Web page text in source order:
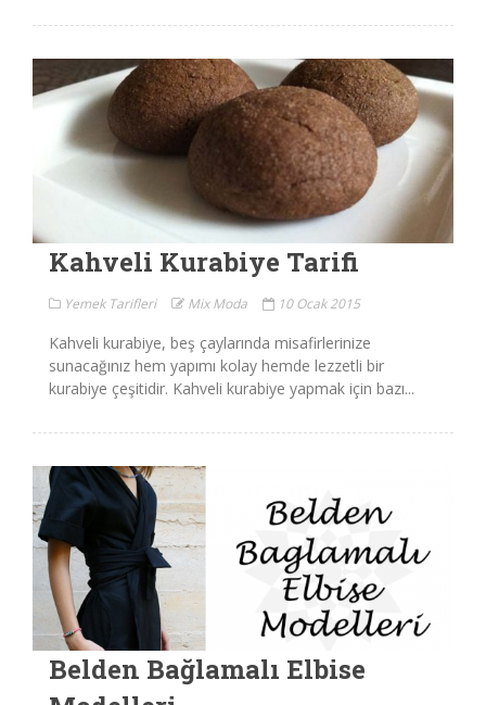
Kahveli Kurabiye Tarifi
Yemek Tarifleri Mix Moda 10 Ocak 2015
Kahveli kurabiye, beş çaylarında misafirlerinize
sunacağınız hem yapımı kolay hemde lezzetli bir
kurabiye çeşitidir. Kahveli kurabiye yapmak için bazı...
Belden Bağlamalı Elbise